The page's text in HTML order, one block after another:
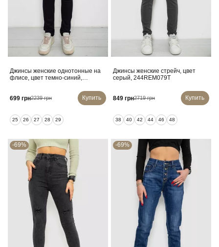
Джинсы женские однотонные на
флисе, цвет темно-синий,
699 грн2239 грн Купить
25 26 27 28 29
Джинсы женские стрейч, цвет
серый, 244REM079T
849 грн2719 грн Купить
38 40 42 44 46 48
-69% -69%